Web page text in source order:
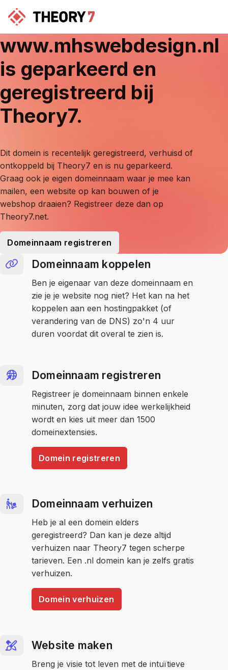
www.mhswebdesign.nl
is geparkeerd en
geregistreerd bij
Theory7.
Dit domein is recentelijk geregistreerd, verhuisd of
ontkoppeld bij Theory7 en is nu geparkeerd.
Graag ook je eigen domeinnaam waar je mee kan
mailen, een website op kan bouwen of je
webshop draaien? Registreer deze dan op
Theory7.net.
Domeinnaam registreren
Domeinnaam koppelen
Ben je eigenaar van deze domeinnaam en
zie je je website nog niet? Het kan na het
koppelen aan een hostingpakket (of
verandering van de DNS) zo'n 4 uur
duren voordat dit overal te zien is.
Domeinnaam registreren
Registreer je domeinnaam binnen enkele
minuten, zorg dat jouw idee werkelijkheid
wordt en kies uit meer dan 1500
domeinextensies.
Domein registreren
Domeinnaam verhuizen
Heb je al een domein elders
geregistreerd? Dan kan je deze altijd
verhuizen naar Theory7 tegen scherpe
tarieven. Een .nl domein kan je zelfs gratis
verhuizen.
Domein verhuizen
Website maken
Breng je visie tot leven met de intuïtieve